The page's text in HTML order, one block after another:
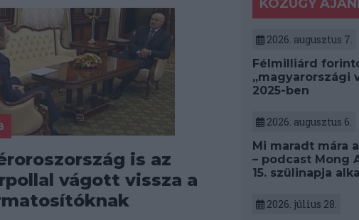
is az
vágott vissza a
KÖZÜGY
2026. augusztus 7.
Félmilliárd
„magyarországi
2025-ben
2026. augusztus 6.
Mi maradt mára
– podcast Mong
15. szülinapja
2026. július 28.